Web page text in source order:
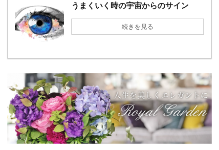
うまくいく時の宇宙からのサイン
続きを見る